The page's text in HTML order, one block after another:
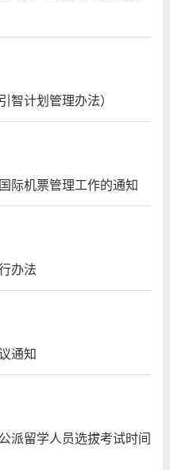
智计划管理办法）
际机票管理工作的通知
办法
通知
派留学人员选拔考试时间